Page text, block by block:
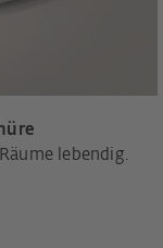
lebendig.